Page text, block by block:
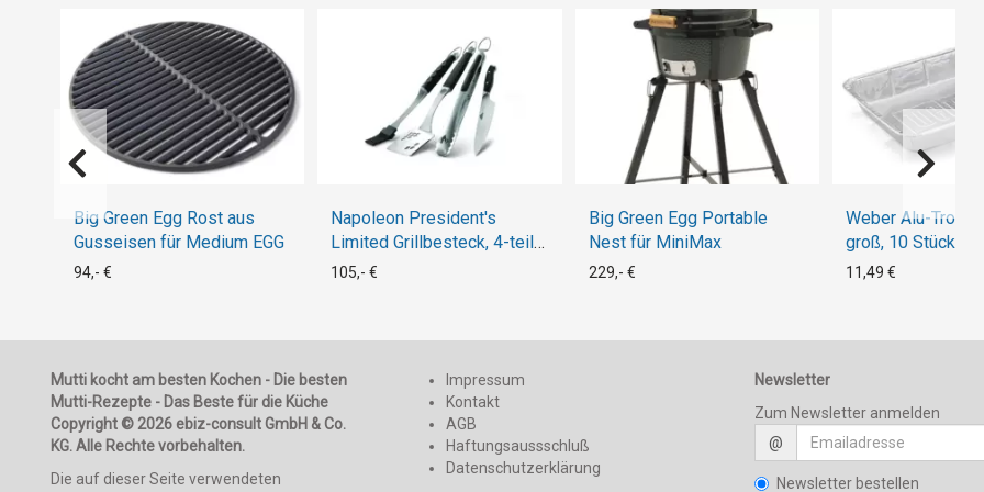
Big Green Egg Rost aus
Gusseisen für Medium EGG
94,- €
Napoleon President's
Limited Grillbesteck, 4-teilig
(Zange, Wender, Pinsel,
105,- €
Big Green Egg Portable
Nest für MiniMax
229,- €
Weber Alu-
groß, 10 Stück
11,49 €
Mutti kocht am besten Kochen - Die besten
Mutti-Rezepte - Das Beste für die Küche
Copyright © 2026 ebiz-consult GmbH & Co.
KG. Alle Rechte vorbehalten.
Die auf dieser Seite verwendeten
Impressum
Kontakt
AGB
Haftungsaussschluß
Datenschutzerklärung
Newsletter
Zum Newsletter anmelden
@
Newsletter bestellen